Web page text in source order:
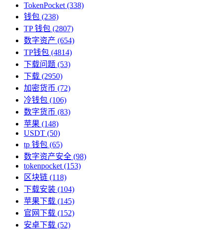
TokenPocket (338)
钱包 (238)
TP 钱包 (2807)
数字资产 (654)
TP钱包 (4814)
下载问题 (53)
下载 (2950)
加密货币 (72)
冷钱包 (106)
数字货币 (83)
苹果 (148)
USDT (50)
tp 钱包 (65)
数字资产安全 (98)
tokenpocket (153)
区块链 (118)
下载安装 (104)
苹果下载 (145)
官网下载 (152)
安卓下载 (52)